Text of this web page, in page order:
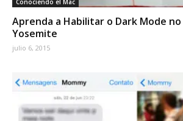
Aprenda a Habilitar o Dark Mode no
Yosemite
julio 6, 2015